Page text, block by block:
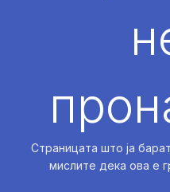
Страницата што ја
мислите дека ова е